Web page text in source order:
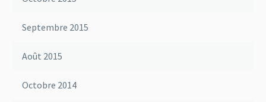
Septembre 2015
Août 2015
Octobre 2014